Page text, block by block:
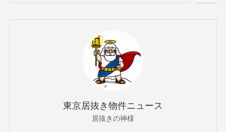
東京居抜き物件ニュース
居抜きの神様